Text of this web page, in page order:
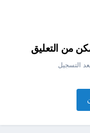
من التعليق
التسجيل